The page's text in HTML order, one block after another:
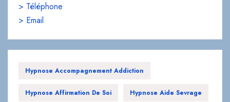
> Téléphone
> Email
Hypnose Accompagnement Addiction
Hypnose Affirmation De Soi Hypnose Aide Sevrage